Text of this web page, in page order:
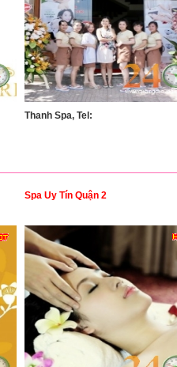
Thanh Spa, Tel:
Spa Uy Tín Quận 2